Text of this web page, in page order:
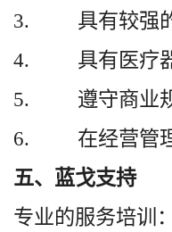
3. 具有较强的
4. 具有医疗器
5. 遵守商业规
6. 在经营管理
五、蓝戈支持
专业的服务培训